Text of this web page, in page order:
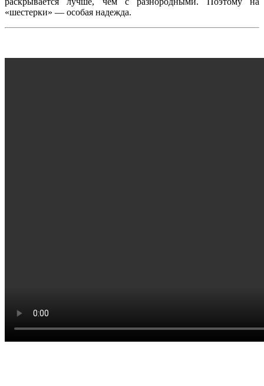
«шестерки» — особая надежда.